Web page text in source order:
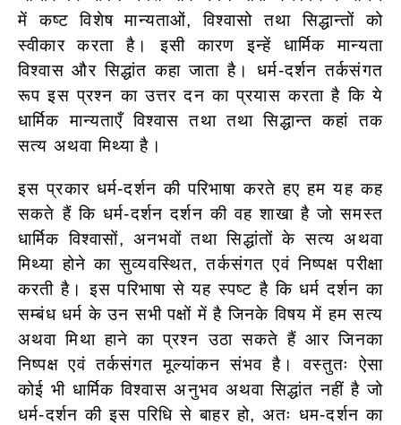
में कष्ट विशेष मान्यताओं, विश्वासो तथा सिद्धान्तों को
स्वीकार करता है। इसी कारण इन्हें धार्मिक मान्यता
विश्वास और सिद्धांत कहा जाता है। धर्म-दर्शन तर्कसंगत
रूप इस प्रश्न का उत्तर दन का प्रयास करता है कि ये
धार्मिक मान्यताएँ विश्वास तथा तथा सिद्धान्त कहां तक
सत्य अथवा मिथ्या है।
इस प्रकार धर्म-दर्शन की परिभाषा करते हए हम यह कह
सकते हैं कि धर्म-दर्शन दर्शन की वह शाखा है जो समस्त
धार्मिक विश्वासों, अनभवों तथा सिद्धांतों के सत्य अथवा
मिथ्या होने का सुव्यवस्थित, तर्कसंगत एवं निष्पक्ष परीक्षा
करती है। इस परिभाषा से यह स्पष्ट है कि धर्म दर्शन का
सम्बंध धर्म के उन सभी पक्षों में है जिनके विषय में हम सत्य
अथवा मिथा हाने का प्रश्न उठा सकते हैं आर जिनका
निष्पक्ष एवं तर्कसंगत मूल्यांकन संभव है। वस्तुतः ऐसा
कोई भी धार्मिक विश्वास अनुभव अथवा सिद्धांत नहीं है जो
धर्म-दर्शन की इस परिधि से बाहर हो, अतः धम-दर्शन का